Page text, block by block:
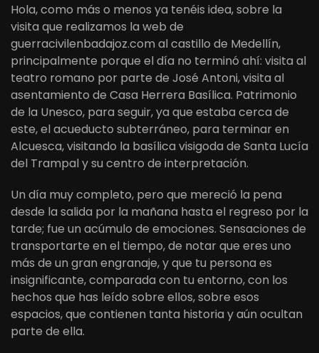
Hola, como más o menos ya tenéis idea, sobre la
visita que realizamos la web de
guerracivilenbadajoz.com al castillo de Medellín,
principalmente porque el día no terminó ahí: visita al
teatro romano por parte de José Antoni, visita al
asentamiento de Casa Herrera Basílica. Patrimonio
de la Unesco, para seguir, ya que estaba cerca de
este, el acueducto subterráneo, para terminar en
Alcuesca, visitando la basílica visigoda de Santa Lucía
del Trampal y su centro de interpretación.
Un día muy completo, pero que mereció la pena
desde la salida por la mañana hasta el regreso por la
tarde; fue un acúmulo de emociones. Sensaciones de
transportarte en el tiempo, de notar que eres uno
más de un gran engranaje, y que tu persona es
insignificante, comparada con tu entorno, con los
hechos que has leído sobre ellos, sobre esos
espacios, que contienen tanta historia y aún ocultan
parte de ella.